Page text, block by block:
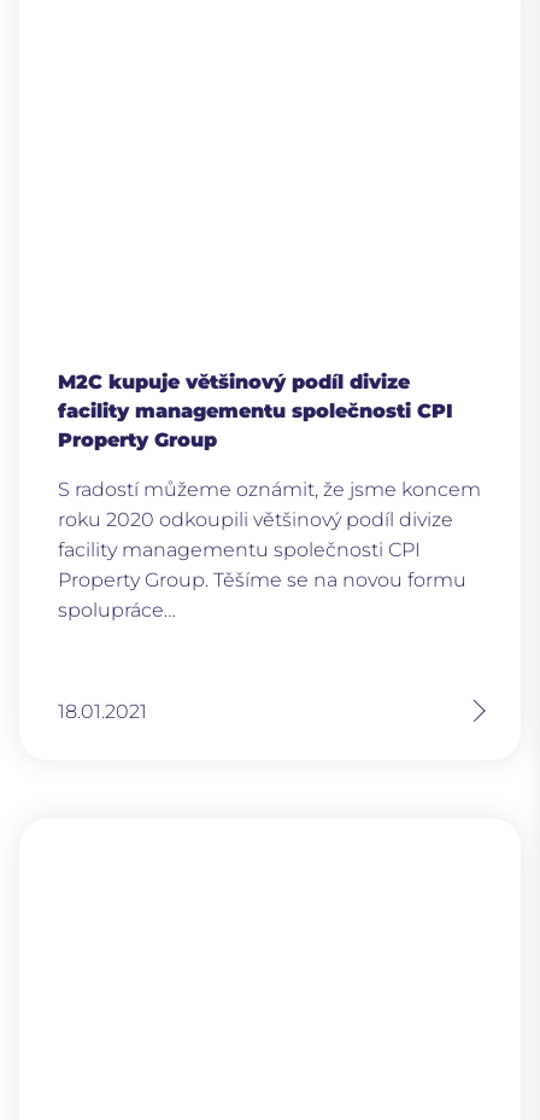
M2C kupuje většinový podíl divize
facility managementu společnosti CPI
Property Group
S radostí můžeme oznámit, že jsme koncem
roku 2020 odkoupili většinový podíl divize
facility managementu společnosti CPI
Property Group. Těšíme se na novou formu
spolupráce…
18.01.2021